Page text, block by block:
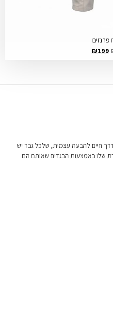
פרנזים
₪199
חיים להבעה עצמית, שלכל גבר יש
שלו באמצעות הבגדים שאותם הם